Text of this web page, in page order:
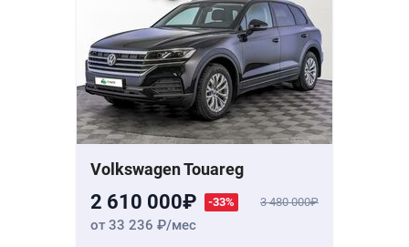
Volkswagen Touareg
2 610 000 -33% 3 480 000
от 33 236 /мес